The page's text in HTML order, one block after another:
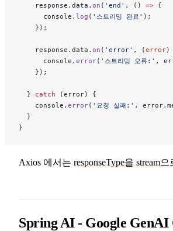
    response.data.
on ( 'end' , () => {
      console.
log ( '스트리밍 완료' );
    });
    response.data.
on ( 'error' , (error)
      console.
error( '스트리밍 오류:' ,
    });
  }
catch (error) {
    console.
error( '요청 실패:' ,
  }
}
Axios 에서는 responseType을 stream
Spring AI - Google GenAI